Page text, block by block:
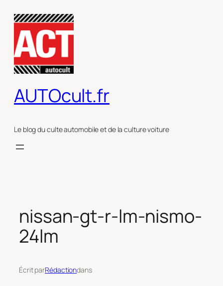
contenu
AUTOcult.fr
Le blog du culte automobile et de la culture voiture
nissan-gt-r-lm-nismo-
24lm
Écrit parRédactiondans